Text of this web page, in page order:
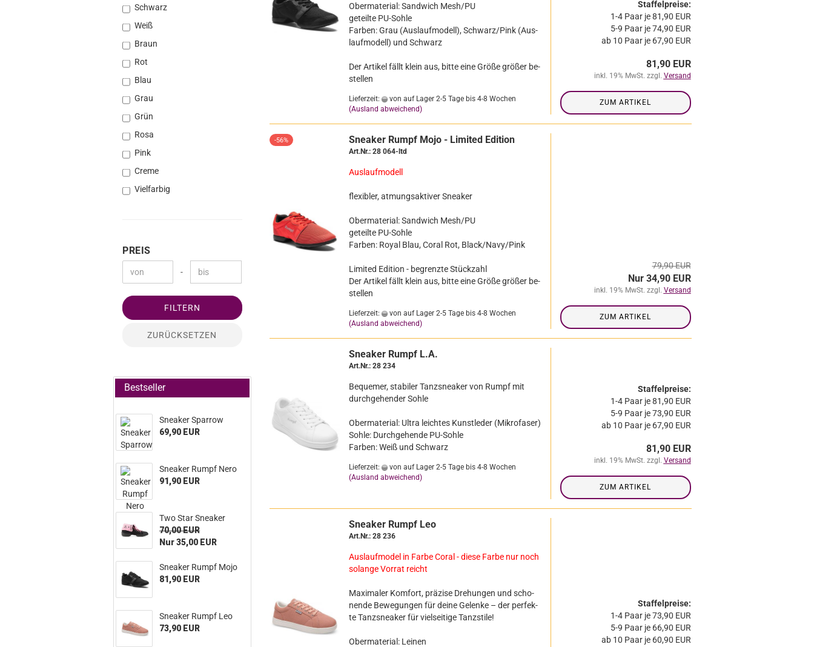
Krawatten/Fliegen
Handschuhe
mehrteilige Sets
Ober­ma­te­ri­al: Sand­wich Mesh/PU
ge­teil­te PU-​Sohle
Far­ben: Grau (Aus­lauf­mo­dell), Schwarz/Pink (Aus­
lauf­mo­dell) und Schwarz
Der Ar­ti­kel fällt klein aus, bitte eine Größe grö­ßer be­
stel­len
Lieferzeit:
von auf Lager 2-5 Tage bis 4-8 Wochen
(Ausland abweichend)
Staffelpreise:
1-4 Paar je 81,90 EUR
5-9 Paar je 74,90 EUR
ab 10 Paar je 67,90 EUR
81,90 EUR
inkl. 19% MwSt. zzgl. Versand
ZUM ARTIKEL
-56% Snea­ker Rumpf Mojo - Li­mi­ted Edi­ti­on
Art.Nr.: 28 064-​ltd
Aus­lauf­mo­dell
fle­xi­bler, at­mungs­ak­ti­ver Snea­ker
Ober­ma­te­ri­al: Sand­wich Mesh/PU
ge­teil­te PU-​Sohle
Far­ben: Royal Blau, Coral Rot, Black/Navy/Pink
Li­mi­ted Edi­ti­on - be­grenz­te Stück­zahl
Der Ar­ti­kel fällt klein aus, bitte eine Größe grö­ßer be­
stel­len
Lieferzeit:
von auf Lager 2-5 Tage bis 4-8 Wochen
(Ausland abweichend)
79,90 EUR
Nur 34,90 EUR
inkl. 19% MwSt. zzgl. Versand
ZUM ARTIKEL
Snea­ker Rumpf L.A.
Art.Nr.: 28 234
Be­que­mer, sta­bi­ler Tanzs­nea­ker von Rumpf mit
durch­ge­hen­der Sohle
Ober­ma­te­ri­al: Ultra leich­tes Kunst­le­der (Mi­kro­fa­ser)
Sohle: Durch­ge­hen­de PU-​Sohle
Far­ben: Weiß und Schwarz
Lieferzeit:
von auf Lager 2-5 Tage bis 4-8 Wochen
(Ausland abweichend)
Staffelpreise:
1-4 Paar je 81,90 EUR
5-9 Paar je 73,90 EUR
ab 10 Paar je 67,90 EUR
81,90 EUR
inkl. 19% MwSt. zzgl. Versand
ZUM ARTIKEL
Snea­ker Rumpf Leo
Art.Nr.: 28 236
Aus­lauf­mo­del in Farbe Coral - diese Farbe nur noch
so­lan­ge Vor­rat reicht
Ma­xi­ma­ler Kom­fort, prä­zi­se Dre­hun­gen und scho­
nen­de Be­we­gun­gen für deine Ge­len­ke – der per­fek­
te Tanzs­nea­ker für viel­sei­ti­ge Tanz­sti­le!
Ober­ma­te­ri­al: Lei­nen
Staffelpreise:
1-4 Paar je 73,90 EUR
5-9 Paar je 66,90 EUR
ab 10 Paar je 60,90 EUR
Schwarz
Weiß
Braun
Rot
Blau
Grau
Grün
Rosa
Pink
Creme
Vielfarbig
PREIS
-
FILTERN
ZURÜCKSETZEN
Bestseller
Snea­ker Spar­row
69,90 EUR
Snea­ker Rumpf Nero
91,90 EUR
Two Star Snea­ker
70,00 EUR
Nur 35,00 EUR
Snea­ker Rumpf Mojo
81,90 EUR
Snea­ker Rumpf Leo
73,90 EUR